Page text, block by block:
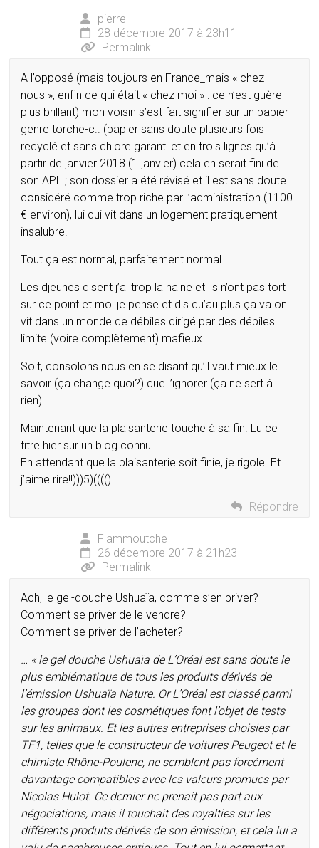
pierre
28 décembre 2017 à 23h11
Permalink
A l’opposé (mais toujours en France_mais « chez
nous », enfin ce qui était « chez moi » : ce n’est guère
plus brillant) mon voisin s’est fait signifier sur un papier
genre torche-c.. (papier sans doute plusieurs fois
recyclé et sans chlore garanti et en trois lignes qu’à
partir de janvier 2018 (1 janvier) cela en serait fini de
son APL ; son dossier a été révisé et il est sans doute
considéré comme trop riche par l’administration (1100
€ environ), lui qui vit dans un logement pratiquement
insalubre.
Tout ça est normal, parfaitement normal.
Les djeunes disent j’ai trop la haine et ils n’ont pas tort
sur ce point et moi je pense et dis qu’au plus ça va on
vit dans un monde de débiles dirigé par des débiles
limite (voire complètement) mafieux.
Soit, consolons nous en se disant qu’il vaut mieux le
savoir (ça change quoi?) que l’ignorer (ça ne sert à
rien).
Maintenant que la plaisanterie touche à sa fin. Lu ce
titre hier sur un blog connu.
En attendant que la plaisanterie soit finie, je rigole. Et
j’aime rire!!)))5)(((()
Répondre
Flammoutche
26 décembre 2017 à 21h23
Permalink
Ach, le gel-douche Ushuaïa, comme s’en priver?
Comment se priver de le vendre?
Comment se priver de l’acheter?
… « le gel douche Ushuaïa de L’Oréal est sans doute le
plus emblématique de tous les produits dérivés de
l’émission Ushuaïa Nature. Or L’Oréal est classé parmi
les groupes dont les cosmétiques font l’objet de tests
sur les animaux. Et les autres entreprises choisies par
TF1, telles que le constructeur de voitures Peugeot et le
chimiste Rhône-Poulenc, ne semblent pas forcément
davantage compatibles avec les valeurs promues par
Nicolas Hulot. Ce dernier ne prenait pas part aux
négociations, mais il touchait des royalties sur les
différents produits dérivés de son émission, et cela lui a